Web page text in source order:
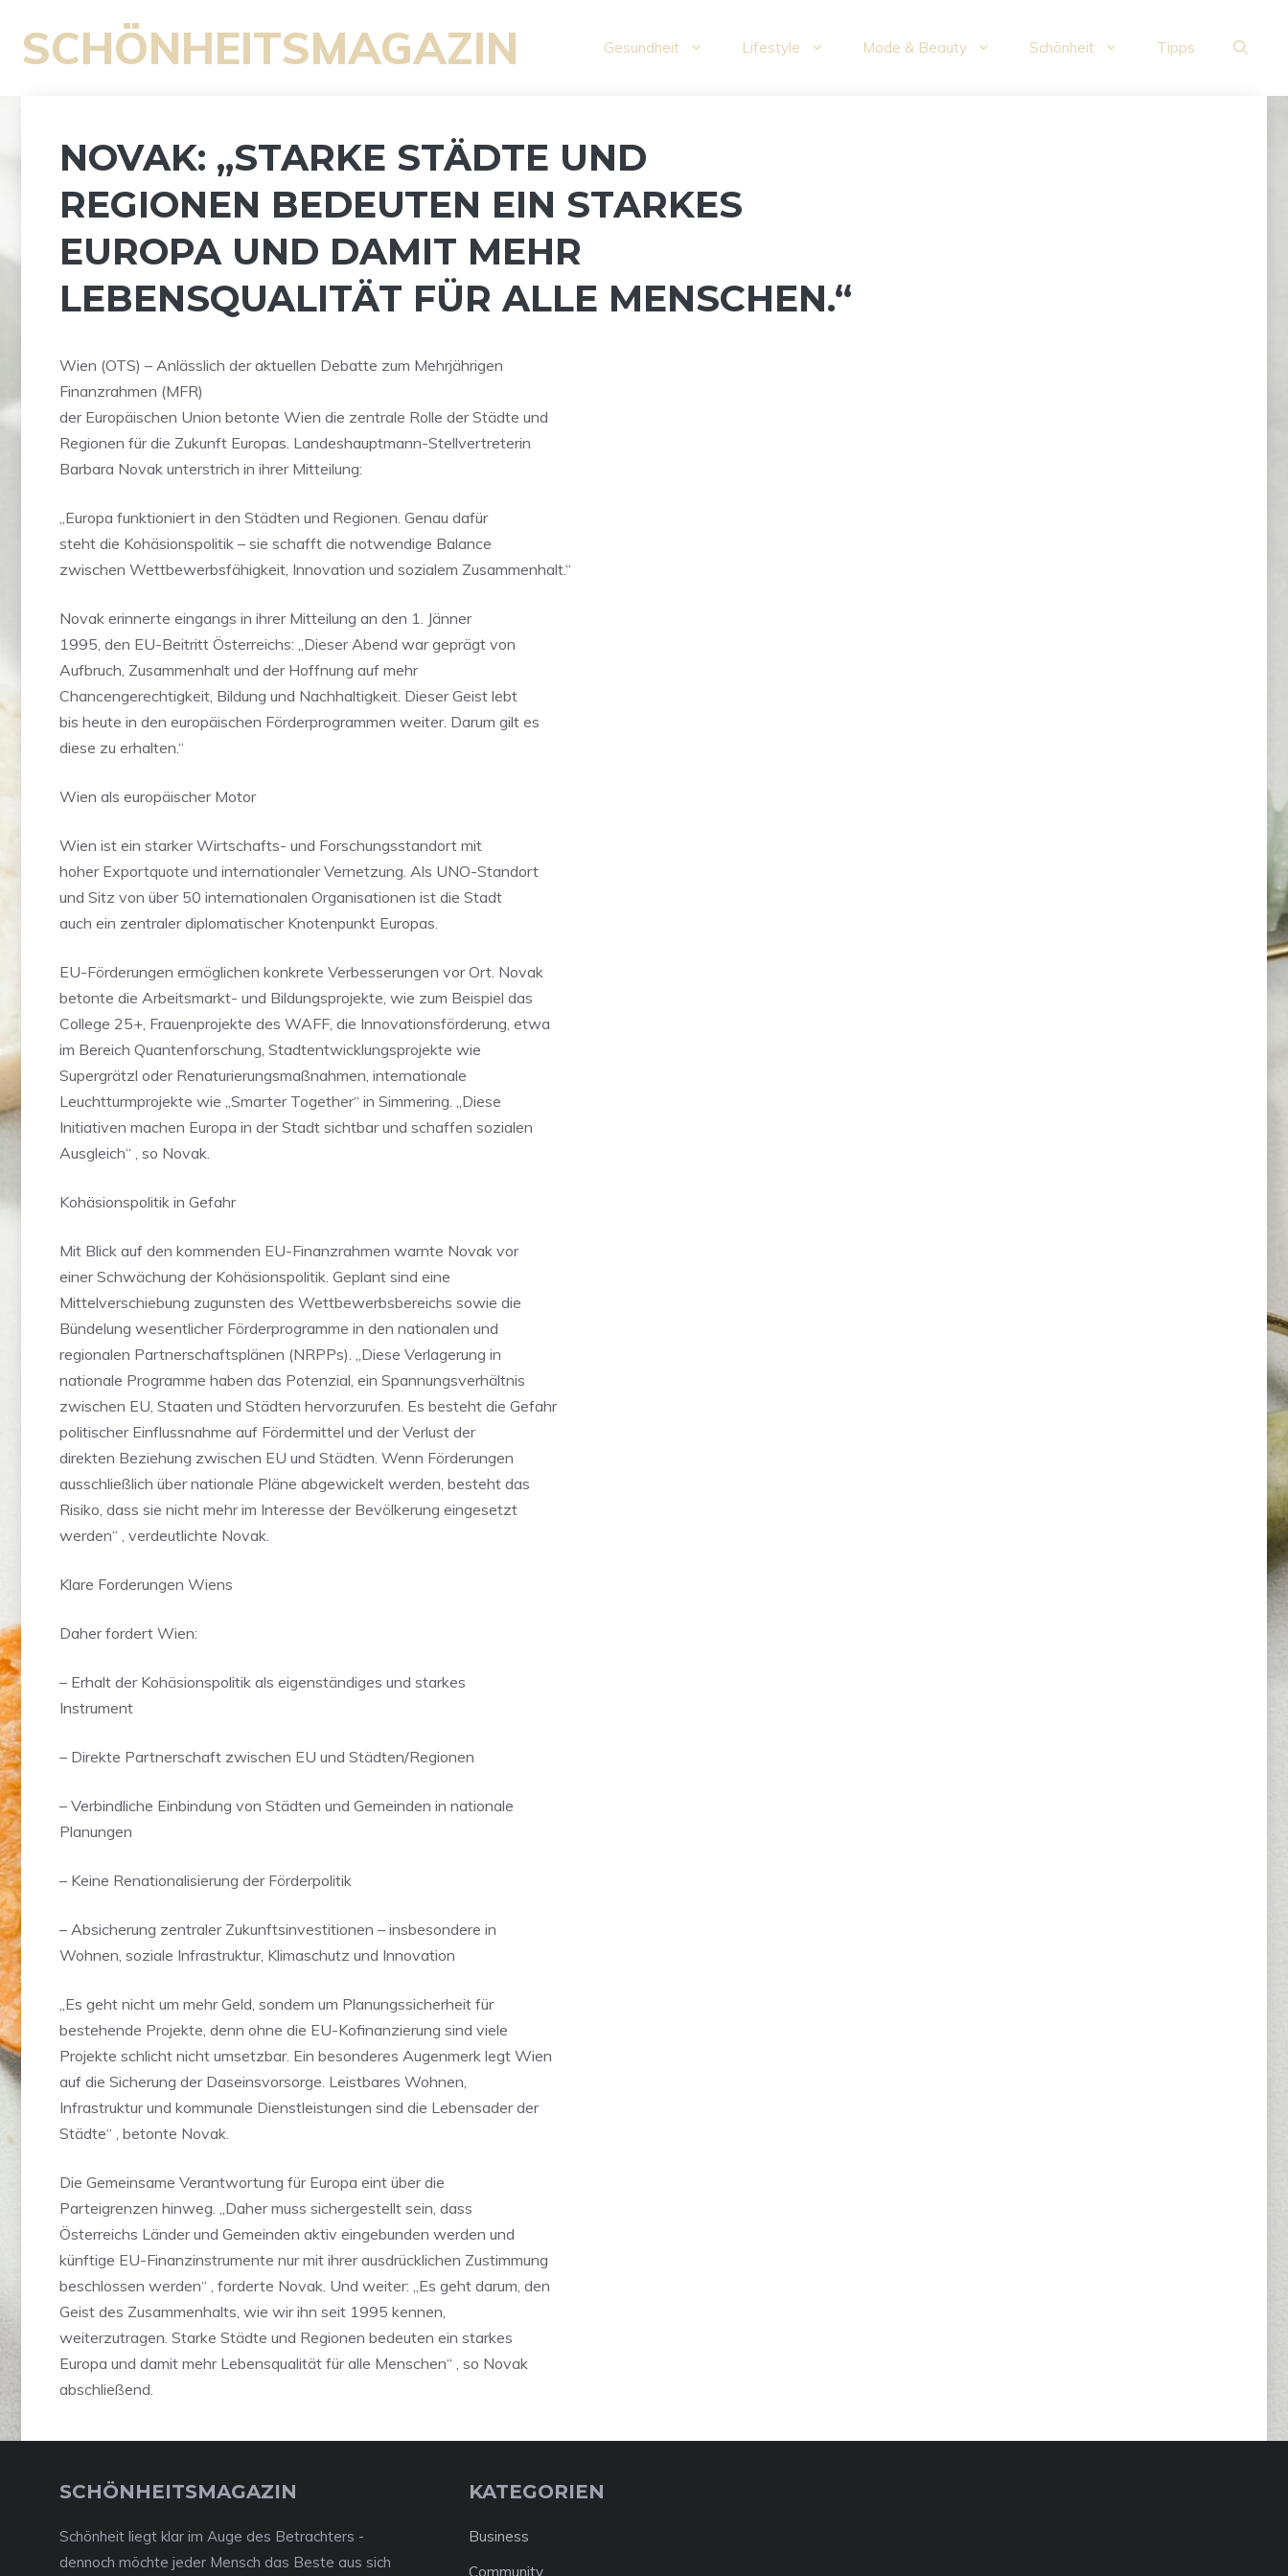
Inhalt
springen
SCHÖNHEITSMAGAZIN Gesundheit Lifestyle Mode & Beauty Schönheit Tipps
NOVAK: „STARKE STÄDTE UND
REGIONEN BEDEUTEN EIN STARKES
EUROPA UND DAMIT MEHR
LEBENSQUALITÄT FÜR ALLE MENSCHEN.“
Wien (OTS) – Anlässlich der aktuellen Debatte zum Mehrjährigen
Finanzrahmen (MFR)
der Europäischen Union betonte Wien die zentrale Rolle der Städte und
Regionen für die Zukunft Europas. Landeshauptmann-Stellvertreterin
Barbara Novak unterstrich in ihrer Mitteilung:
„Europa funktioniert in den Städten und Regionen. Genau dafür
steht die Kohäsionspolitik – sie schafft die notwendige Balance
zwischen Wettbewerbsfähigkeit, Innovation und sozialem Zusammenhalt.“
Novak erinnerte eingangs in ihrer Mitteilung an den 1. Jänner
1995, den EU-Beitritt Österreichs: „Dieser Abend war geprägt von
Aufbruch, Zusammenhalt und der Hoffnung auf mehr
Chancengerechtigkeit, Bildung und Nachhaltigkeit. Dieser Geist lebt
bis heute in den europäischen Förderprogrammen weiter. Darum gilt es
diese zu erhalten.“
Wien als europäischer Motor
Wien ist ein starker Wirtschafts- und Forschungsstandort mit
hoher Exportquote und internationaler Vernetzung. Als UNO-Standort
und Sitz von über 50 internationalen Organisationen ist die Stadt
auch ein zentraler diplomatischer Knotenpunkt Europas.
EU-Förderungen ermöglichen konkrete Verbesserungen vor Ort. Novak
betonte die Arbeitsmarkt- und Bildungsprojekte, wie zum Beispiel das
College 25+, Frauenprojekte des WAFF, die Innovationsförderung, etwa
im Bereich Quantenforschung, Stadtentwicklungsprojekte wie
Supergrätzl oder Renaturierungsmaßnahmen, internationale
Leuchtturmprojekte wie „Smarter Together“ in Simmering. „Diese
Initiativen machen Europa in der Stadt sichtbar und schaffen sozialen
Ausgleich“ , so Novak.
Kohäsionspolitik in Gefahr
Mit Blick auf den kommenden EU-Finanzrahmen warnte Novak vor
einer Schwächung der Kohäsionspolitik. Geplant sind eine
Mittelverschiebung zugunsten des Wettbewerbsbereichs sowie die
Bündelung wesentlicher Förderprogramme in den nationalen und
regionalen Partnerschaftsplänen (NRPPs). „Diese Verlagerung in
nationale Programme haben das Potenzial, ein Spannungsverhältnis
zwischen EU, Staaten und Städten hervorzurufen. Es besteht die Gefahr
politischer Einflussnahme auf Fördermittel und der Verlust der
direkten Beziehung zwischen EU und Städten. Wenn Förderungen
ausschließlich über nationale Pläne abgewickelt werden, besteht das
Risiko, dass sie nicht mehr im Interesse der Bevölkerung eingesetzt
werden“ , verdeutlichte Novak.
Klare Forderungen Wiens
Daher fordert Wien:
– Erhalt der Kohäsionspolitik als eigenständiges und starkes
Instrument
– Direkte Partnerschaft zwischen EU und Städten/Regionen
– Verbindliche Einbindung von Städten und Gemeinden in nationale
Planungen
– Keine Renationalisierung der Förderpolitik
– Absicherung zentraler Zukunftsinvestitionen – insbesondere in
Wohnen, soziale Infrastruktur, Klimaschutz und Innovation
„Es geht nicht um mehr Geld, sondern um Planungssicherheit für
bestehende Projekte, denn ohne die EU-Kofinanzierung sind viele
Projekte schlicht nicht umsetzbar. Ein besonderes Augenmerk legt Wien
auf die Sicherung der Daseinsvorsorge. Leistbares Wohnen,
Infrastruktur und kommunale Dienstleistungen sind die Lebensader der
Städte“ , betonte Novak.
Die Gemeinsame Verantwortung für Europa eint über die
Parteigrenzen hinweg. „Daher muss sichergestellt sein, dass
Österreichs Länder und Gemeinden aktiv eingebunden werden und
künftige EU-Finanzinstrumente nur mit ihrer ausdrücklichen Zustimmung
beschlossen werden“ , forderte Novak. Und weiter: „Es geht darum, den
Geist des Zusammenhalts, wie wir ihn seit 1995 kennen,
weiterzutragen. Starke Städte und Regionen bedeuten ein starkes
Europa und damit mehr Lebensqualität für alle Menschen“ , so Novak
abschließend.
SCHÖNHEITSMAGAZIN
Schönheit liegt klar im Auge des Betrachters -
dennoch möchte jeder Mensch das Beste aus sich
KATEGORIEN
Business
Community